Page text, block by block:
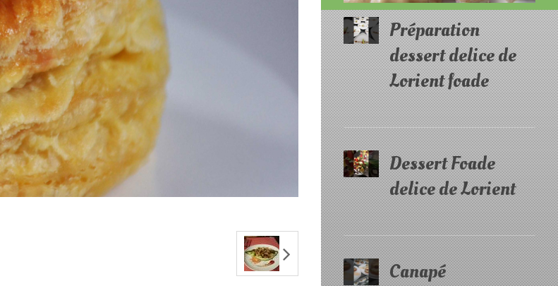
Préparation
dessert delice de
Lorient foade
Dessert Foade
delice de Lorient
Canapé